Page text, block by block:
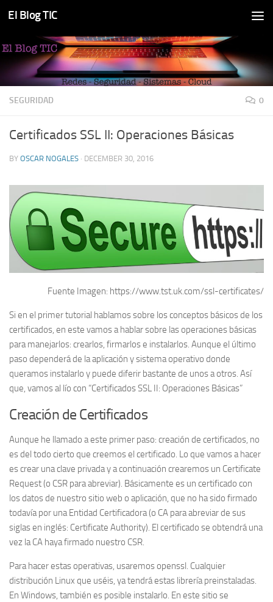
Skip to content
El Blog TIC
SEGURIDAD 0
Certificados SSL II: Operaciones Básicas
BY OSCAR NOGALES · DECEMBER 30, 2016
Fuente Imagen: https://www.tst.uk.com/ssl-certificates/
Si en el primer tutorial hablamos sobre los conceptos básicos de los
certificados, en este vamos a hablar sobre las operaciones básicas
para manejarlos: crearlos, firmarlos e instalarlos. Aunque el último
paso dependerá de la aplicación y sistema operativo donde
queramos instalarlo y puede diferir bastante de unos a otros. Así
que, vamos al lío con “Certificados SSL II: Operaciones Básicas”
Creación de Certificados
Aunque he llamado a este primer paso: creación de certificados, no
es del todo cierto que creemos el certificado. Lo que vamos a hacer
es crear una clave privada y a continuación crearemos un Certificate
Request (o CSR para abreviar). Básicamente es un certificado con
los datos de nuestro sitio web o aplicación, que no ha sido firmado
todavía por una Entidad Certificadora (o CA para abreviar de sus
siglas en inglés: Certificate Authority). El certificado se obtendrá una
vez la CA haya firmado nuestro CSR.
Para hacer estas operativas, usaremos openssl. Cualquier
distribución Linux que uséis, ya tendrá estas librería preinstaladas.
En Windows, también es posible instalarlo. En este sitio se